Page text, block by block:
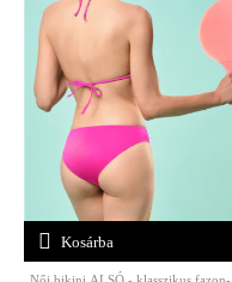
Kosárba